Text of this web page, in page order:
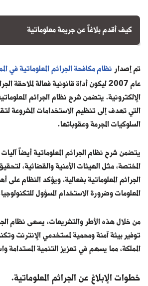
كيف أقدم بلاغاً عن جريمة معلوماتية
وزارة الداخلية أو منصة أبشر، حيث يمكنك
لتقديم البلاغات. يُفضل أيضاً التواصل مع
وحدة الجرائم المعلوماتية في الشرطة أو من
للبلاغات.
تم إصدارنظام مكافحة الجرائم المعلوماتية في
عام 2007 ليكون أداة قانونية فعالة لملاحقة
الإلكترونية. يتضمن شرح نظام الجرائم
التي تهدف إلى تنظيم الاستخدامات المشروعة
السلوكيات المجرمة وعقوباتها.
يتضمن شرح نظام الجرائم المعلوماتية أيضاً
المختصة، مثل الهيئات الأمنية والقضائية،
الجرائم المعلوماتية بفعالية. ويؤكد النظام على
المعلومات وضرورة الاستخدام المسؤول
من خلال هذه الأطر والتشريعات، يسعى نظام
توفير بيئة آمنة ومحمية لمستخدمي الإنترنت
المملكة، مما يسهم في تعزيز التنمية المستدامة
خطوات الإبلاغ عن الجرائم المعلوماتية.